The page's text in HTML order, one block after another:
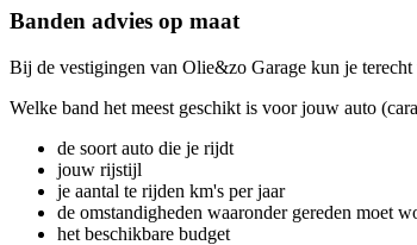
Banden advies op maat
Bij de vestigingen van Olie&zo Garage kun je
Welke band het meest geschikt is voor jouw auto
de soort auto die je rijdt
jouw rijstijl
je aantal te rijden km's per jaar
de omstandigheden waaronder gereden moet
het beschikbare budget